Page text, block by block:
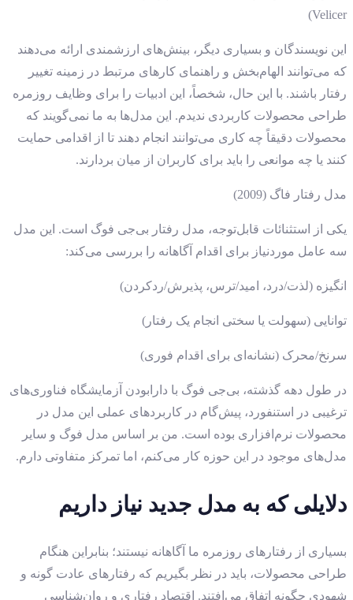
Velicer)
این نویسندگان و بسیاری دیگر، بینش‌های ارزشمندی ارائه می‌دهند
که می‌توانند الهام‌بخش و راهنمای کارهای مرتبط در زمینه تغییر
رفتار باشند. با این ‌حال، شخصاً، این ادبیات را برای وظایف روزمره
طراحی محصولات کاربردی ندیدم. این مدل‌ها به ما نمی‌گویند که
محصولات دقیقاً چه کاری می‌توانند انجام دهند تا از اقدامی حمایت
کنند یا چه موانعی را باید برای کاربران از میان بردارند.
مدل رفتار فاگ (2009)
یکی از استثنائات قابل‌توجه، مدل رفتار بی‌جی فوگ است. این مدل
سه عامل موردنیاز برای اقدام آگاهانه را بررسی می‌کند:
انگیزه (لذت/درد، امید/ترس، پذیرش/ردکردن)
توانایی (سهولت یا سختی انجام یک رفتار)
سرنخ/محرک (نشانه‌ای برای اقدام فوری)
در طول دهه گذشته، بی‌جی فوگ با دارابودن آزمایشگاه فناوری‌های
ترغیبی در استنفورد، پیش‌گام در کاربردهای عملی این مدل در
محصولات نرم‌افزاری بوده است. من بر اساس مدل فوگ و سایر
مدل‌های موجود در این حوزه کار می‌کنم، اما تمرکز متفاوتی دارم.
دلایلی که به مدل جدید نیاز داریم
بسیاری از رفتارهای روزمره ما آگاهانه نیستند؛ بنابراین هنگام
طراحی محصولات، باید در نظر بگیریم که رفتارهای عادت گونه و
شهودی چگونه اتفاق می‌افتند. اقتصاد رفتاری و روان‌شناسی